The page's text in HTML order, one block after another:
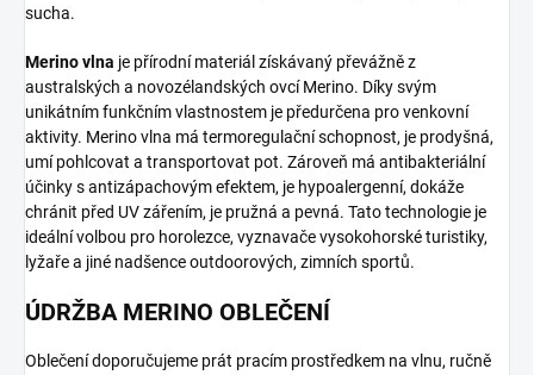
sucha.
Merino vlna je přírodní materiál získávaný převážně z
australských a novozélandských ovcí Merino. Díky svým
unikátním funkčním vlastnostem je předurčena pro venkovní
aktivity. Merino vlna má termoregulační schopnost, je prodyšná,
umí pohlcovat a transportovat pot. Zároveň má antibakteriální
účinky s antizápachovým efektem, je hypoalergenní, dokáže
chránit před UV zářením, je pružná a pevná. Tato technologie je
ideální volbou pro horolezce, vyznavače vysokohorské turistiky,
lyžaře a jiné nadšence outdoorových, zimních sportů.
ÚDRŽBA MERINO OBLEČENÍ
Oblečení doporučujeme prát pracím prostředkem na vlnu, ručně